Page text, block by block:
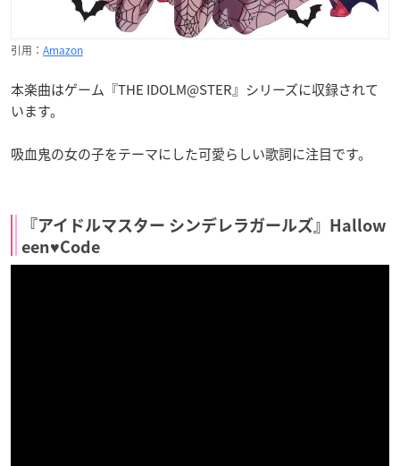
引用： Amazon
本楽曲はゲーム『THE IDOLM@STER』シリーズに収録されて
います。
吸血鬼の女の子をテーマにした可愛らしい歌詞に注目です。
『アイドルマスター シンデレラガールズ』Hallow
een♥Code